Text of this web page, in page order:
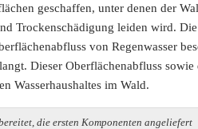
geschaffen, unter denen der
Trockenschädigung leiden wird.
von Regenwasser
Dieser Oberflächenabfluss
Wasserhaushaltes im Wald.
die ersten Komponenten angeliefert